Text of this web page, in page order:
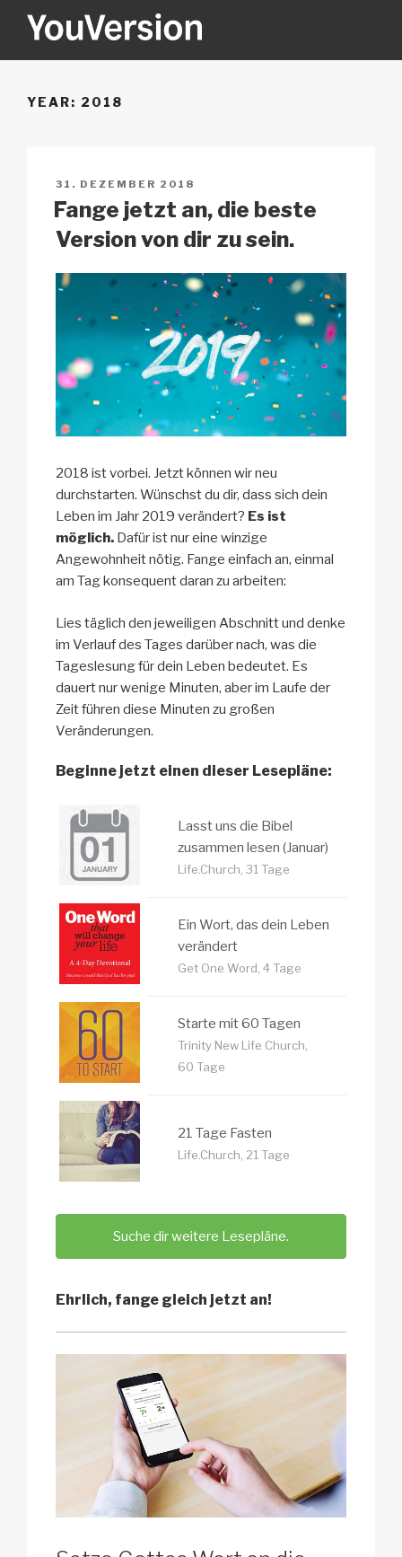
Inhalt
YOUVERSION
YEAR: 2018
VERÖFFENTLICHT
AM
31. DEZEMBER 2018
Fange jetzt an, die beste
Version von dir zu sein.
2018 ist vorbei. Jetzt können wir neu
durchstarten. Wünschst du dir, dass sich dein
Leben im Jahr 2019 verändert? Es ist
möglich. Dafür ist nur eine winzige
Angewohnheit nötig. Fange einfach an, einmal
am Tag konsequent daran zu arbeiten:
Lies täglich den jeweiligen Abschnitt und denke
im Verlauf des Tages darüber nach, was die
Tageslesung für dein Leben bedeutet. Es
dauert nur wenige Minuten, aber im Laufe der
Zeit führen diese Minuten zu großen
Veränderungen.
Beginne jetzt einen dieser Lesepläne:
Lasst uns die Bibel
zusammen lesen (Januar)
Life.Church, 31 Tage
Ein Wort, das dein Leben
verändert
Get One Word, 4 Tage
Starte mit 60 Tagen
Trinity New Life Church,
60 Tage
21 Tage Fasten
Life.Church, 21 Tage
Suche dir weitere Lesepläne.
Ehrlich, fange gleich jetzt an!